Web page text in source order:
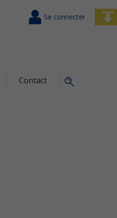
Contact
Se connecter